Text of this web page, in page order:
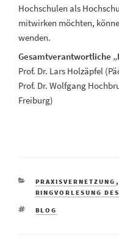
Hochschulen als
mitwirken möchten,
wenden.
Gesamtverantwortliche
Prof. Dr. Lars Holzäpfel
Prof. Dr. Wolfgang
Freiburg)
KATEGORIEN
PRAXISVERNETZUNG ,
RINGVORLESUNG
SCHLAGWÖRTER
BLOG